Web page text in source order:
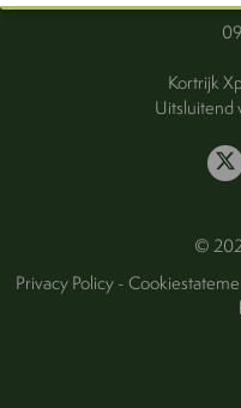
Kortrijk
Uitsluitend
©
Privacy Policy-